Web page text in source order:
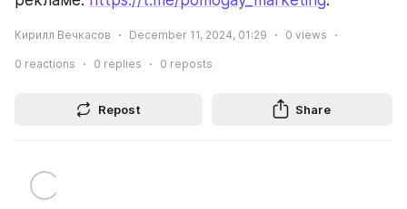
Кирилл Вечкасов December 11, 2024, 01:29 0 views
0 reactions 0 replies 0 reposts
Repost Share